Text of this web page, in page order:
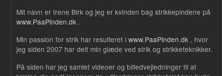
Mit navn er Irene Birk og jeg er kvinden bag strikkepindene på
www.PaaPinden.dk .
Min passion for strik har resulteret i www.PaaPinden.dk , hvor
jeg siden 2007 har delt min glæde ved strik og strikketeknikker.
På siden har jeg samlet videoer og billedvejledninger til at